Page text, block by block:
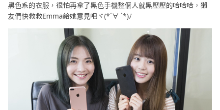
黑色系的衣服，很怕再拿了黑色手機整個人就黑壓壓的哈哈哈，獺
友們快救救Emma給她意見吧ヾ(*´∀ ˋ*)ﾉ